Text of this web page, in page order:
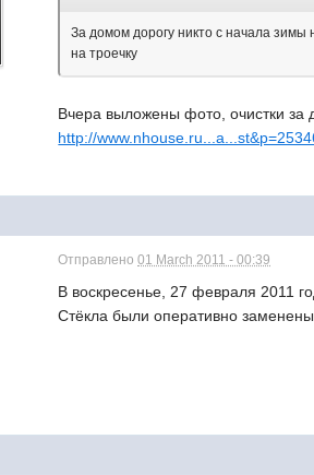
За домом дорогу никто с начала зимы
на троечку
Вчера выложены фото, очистки за
http://
Отправлено01 March 2011 - 00:39
В воскресенье, 27 февраля 2011
Стёкла были оперативно заменены.